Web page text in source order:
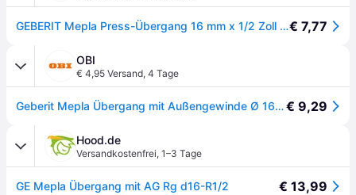
GEBERIT Mepla Press-Übergang 16 mm x 1/2 Zoll AG - 601.535.00.5€ 7,77
OBI
€ 4,95 Versand, 4 Tage
Geberit Mepla Übergang mit Außengewinde Ø 16 mm x 21,3 mm (1/2'')€ 9,29
Hood.de
Versandkostenfrei, 1–3 Tage
GE Mepla Übergang mit AG Rg d16-R1/2 € 13,99